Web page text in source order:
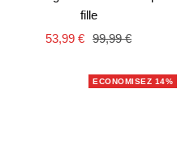
fille
Prix
53,99 € Prix
99,99 €
ECONOMISEZ 14%